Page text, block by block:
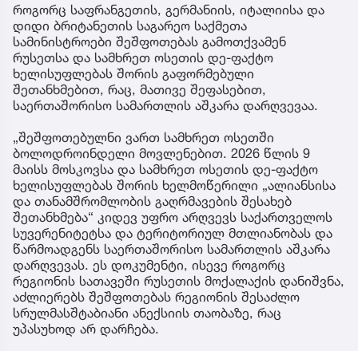
როგორც საფრანგეთის, გერმანიის, იტალიისა და
დიდი ბრიტანეთის საგარეო საქმეთა
სამინისტროები შეშფოთებას გამოთქვამენ
რუსეთსა და სამხრეთ ოსეთის დე-ფაქტო
ხელისუფლებას შორის გაფორმებული
შეთანხმებით, რაც, მათივე შეფასებით,
საერთაშორისო სამართლის აშკარა დარღვევაა.
„შეშფოთებულნი ვართ სამხრეთ ოსეთში
ბოლოდროინდელი მოვლენებით. 2026 წლის 9
მაისს მოსკოვსა და სამხრეთ ოსეთის დე-ფაქტო
ხელისუფლებას შორის ხელმოწერილი „ალიანსისა
და თანამშრომლობის გაღრმავების შესახებ
შეთანხმება“ კიდევ უფრო არღვევს საქართველოს
სუვერენიტეტსა და ტერიტორიულ მთლიანობას და
წარმოადგენს საერთაშორისო სამართლის აშკარა
დარღვევას. ეს დოკუმენტი, ისევე როგორც
რეგიონის სათავეში რუსეთის მოქალაქის დანიშვნა,
აძლიერებს შეშფოთებას რეგიონის შესაძლო
სრულმასშტაბიანი ანექსიის თაობაზე, რაც
უპასუხოდ არ დარჩება.